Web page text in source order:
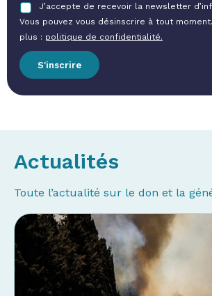
J’accepte de recevoir la newsletter
Vous pouvez vous désinscrire à tout
plus : politique de confidentialité.
S'inscrire
Actualités
Toute l’actualité sur le don et la